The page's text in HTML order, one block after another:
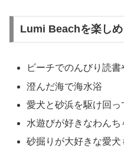
Lumi Beachを楽しめ
ビーチでのんびり読書
澄んだ海で海水浴
愛犬と砂浜を駆け回
水遊びが好きなわん
砂掘りが大好きな愛犬